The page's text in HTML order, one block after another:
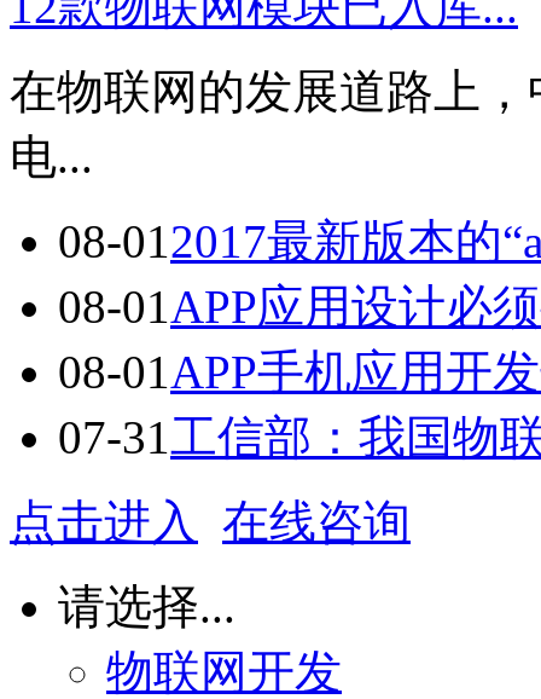
在物联网的发展道路上
电...
08-012017最新版本的
08-01APP应用设计必
08-01APP手机应用开
07-31工信部：我国物
点击进入
在线咨询
请选择...
物联网开发